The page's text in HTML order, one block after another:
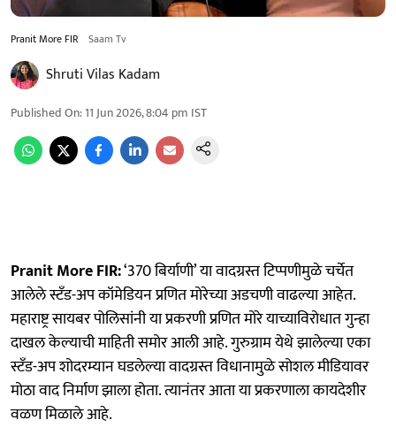
Pranit More FIR Saam Tv
Shruti Vilas Kadam
Published On:11 Jun 2026, 8:04 pm IST
Pranit More FIR:‘370 बिर्याणी’ या वादग्रस्त टिप्पणीमुळे चर्चेत
आलेले स्टँड-अप कॉमेडियन प्रणित मोरेच्या अडचणी वाढल्या आहेत.
महाराष्ट्र सायबर पोलिसांनी या प्रकरणी प्रणित मोरे याच्याविरोधात गुन्हा
दाखल केल्याची माहिती समोर आली आहे. गुरुग्राम येथे झालेल्या एका
स्टँड-अप शोदरम्यान घडलेल्या वादग्रस्त विधानामुळे सोशल मीडियावर
मोठा वाद निर्माण झाला होता. त्यानंतर आता या प्रकरणाला कायदेशीर
वळण मिळाले आहे.